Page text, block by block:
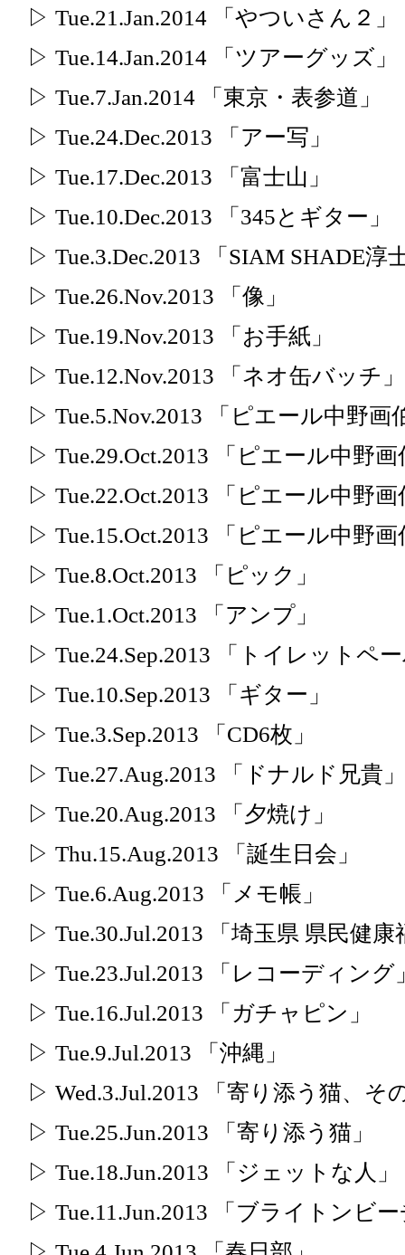
▷ Tue.21.Jan.2014 「やついさん２」
▷ Tue.14.Jan.2014 「ツアーグッズ」
▷ Tue.7.Jan.2014 「東京・表参道」
▷ Tue.24.Dec.2013 「アー写」
▷ Tue.17.Dec.2013 「富士山」
▷ Tue.10.Dec.2013 「345とギター」
▷ Tue.3.Dec.2013 「SIAM SHADE淳
▷ Tue.26.Nov.2013 「像」
▷ Tue.19.Nov.2013 「お手紙」
▷ Tue.12.Nov.2013 「ネオ缶バッチ」
▷ Tue.5.Nov.2013 「ピエール中野画
▷ Tue.29.Oct.2013 「ピエール中野
▷ Tue.22.Oct.2013 「ピエール中野
▷ Tue.15.Oct.2013 「ピエール中野
▷ Tue.8.Oct.2013 「ピック」
▷ Tue.1.Oct.2013 「アンプ」
▷ Tue.24.Sep.2013 「トイレットペ
▷ Tue.10.Sep.2013 「ギター」
▷ Tue.3.Sep.2013 「CD6枚」
▷ Tue.27.Aug.2013 「ドナルド兄貴」
▷ Tue.20.Aug.2013 「夕焼け」
▷ Thu.15.Aug.2013 「誕生日会」
▷ Tue.6.Aug.2013 「メモ帳」
▷ Tue.30.Jul.2013 「埼玉県 県民健康
▷ Tue.23.Jul.2013 「レコーディング
▷ Tue.16.Jul.2013 「ガチャピン」
▷ Tue.9.Jul.2013 「沖縄」
▷ Wed.3.Jul.2013 「寄り添う猫、そ
▷ Tue.25.Jun.2013 「寄り添う猫」
▷ Tue.18.Jun.2013 「ジェットな人」
▷ Tue.11.Jun.2013 「ブライトンビ